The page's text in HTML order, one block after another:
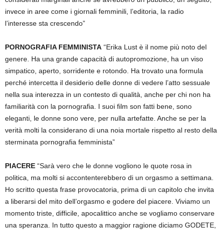
invece in aree come i giornali femminili, l’editoria, la radio
l’interesse sta crescendo”
PORNOGRAFIA FEMMINISTA “Erika Lust è il nome più noto del
genere. Ha una grande capacità di autopromozione, ha un viso
simpatico, aperto, sorridente e rotondo. Ha trovato una formula
perché intercetta il desiderio delle donne di vedere l’atto sessuale
nella sua interezza in un contesto di qualità, anche per chi non ha
familiarità con la pornografia. I suoi film son fatti bene, sono
eleganti, le donne sono vere, per nulla artefatte. Anche se per la
verità molti la considerano di una noia mortale rispetto al resto della
sterminata pornografia femminista”
PIACERE “Sarà vero che le donne vogliono le quote rosa in
politica, ma molti si accontenterebbero di un orgasmo a settimana.
Ho scritto questa frase provocatoria, prima di un capitolo che invita
a liberarsi del mito dell’orgasmo e godere del piacere. Viviamo un
momento triste, difficile, apocalittico anche se vogliamo conservare
una speranza. In tutto questo a maggior ragione diciamo GODETE,